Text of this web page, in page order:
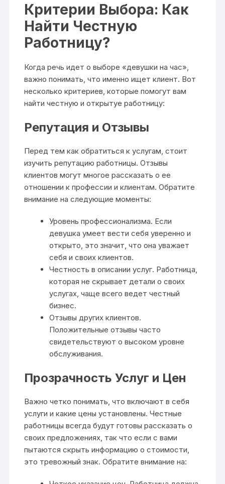
Критерии Выбора: Как
Найти Честную
Работницу?
Когда речь идет о выборе «девушки на час»,
важно понимать, что именно ищет клиент. Вот
несколько критериев, которые помогут вам
найти честную и открытуе работницу:
Репутация и Отзывы
Перед тем как обратиться к услугам, стоит
изучить репутацию работницы. Отзывы
клиентов могут многое рассказать о ее
отношении к профессии и клиентам. Обратите
внимание на следующие моменты:
Уровень профессионализма. Если
девушка умеет вести себя уверенно и
открыто, это значит, что она уважает
себя и своих клиентов.
Честность в описании услуг. Работница,
которая не скрывает детали о своих
услугах, чаще всего ведет честный
бизнес.
Отзывы других клиентов.
Положительные отзывы часто
свидетельствуют о высоком уровне
обслуживания.
Прозрачность Услуг и Цен
Важно четко понимать, что включают в себя
услуги и какие цены установлены. Честные
работницы всегда будут готовы рассказать о
своих предложениях, так что если с вами
пытаются скрыть информацию о стоимости,
это тревожный знак. Обратите внимание на: